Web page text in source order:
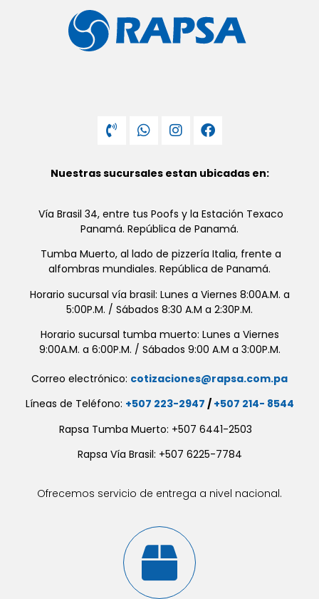
Nuestras sucursales estan ubicadas en:
Vía Brasil 34, entre tus Poofs y la Estación Texaco
Panamá. República de Panamá.
Tumba Muerto, al lado de pizzería Italia, frente a
alfombras mundiales. República de Panamá.
Horario sucursal vía brasil: Lunes a Viernes 8:00A.M. a
5:00P.M. / Sábados 8:30 A.M a 2:30P.M.
Horario sucursal tumba muerto: Lunes a Viernes
9:00A.M. a 6:00P.M. / Sábados 9:00 A.M a 3:00P.M.
Correo electrónico: cotizaciones@rapsa.com.pa
Líneas de Teléfono: +507 223-2947 / +507 214- 8544
Rapsa Tumba Muerto: +507 6441-2503
Rapsa Vía Brasil: +507 6225-7784
Ofrecemos servicio de entrega a nivel nacional.